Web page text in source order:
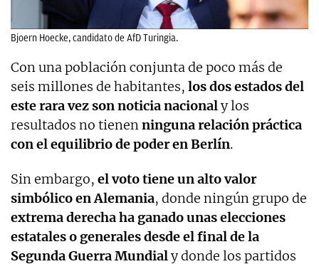
Bjoern Hoecke, candidato de AfD Turingia.
Con una población conjunta de poco más de
seis millones de habitantes, los dos estados del
este rara vez son noticia nacionaly los
resultados no tienenninguna relación práctica
con el equilibrio de poder en Berlín.
Sin embargo, el voto tiene un alto valor
simbólico en Alemania, donde ningún grupo de
extrema derecha ha ganado unas elecciones
estatales o generales desde el final de la
Segunda Guerra Mundialy donde los partidos